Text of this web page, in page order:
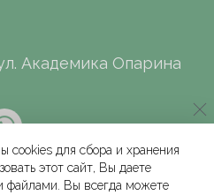
Академика Опарина
cookies для сбора и хранения
этот сайт, Вы даете
файлами. Вы всегда можете